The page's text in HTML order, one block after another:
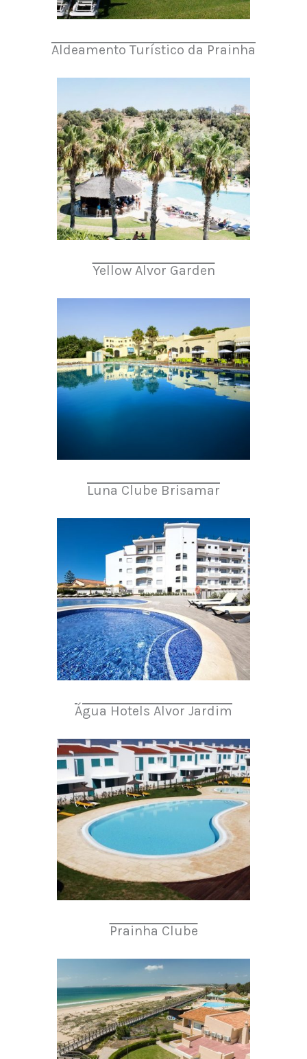
Aldeamento Turístico da Prainha
Yellow Alvor Garden
Luna Clube Brisamar
Água Hotels Alvor Jardim
Prainha Clube